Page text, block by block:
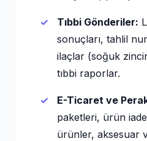
Tıbbi Gönderiler:
sonuçları, tahlil
ilaçlar (soğuk
tıbbi raporlar.
E-Ticaret ve
paketleri, ürün
ürünler, aksesuar